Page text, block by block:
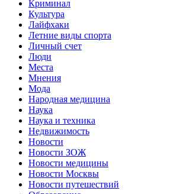
Криминал
Культура
Лайфхаки
Летние виды спорта
Личный счет
Люди
Места
Мнения
Мода
Народная медицина
Наука
Наука и техника
Недвижимость
Новости
Новости ЗОЖ
Новости медицины
Новости Москвы
Новости путешествий